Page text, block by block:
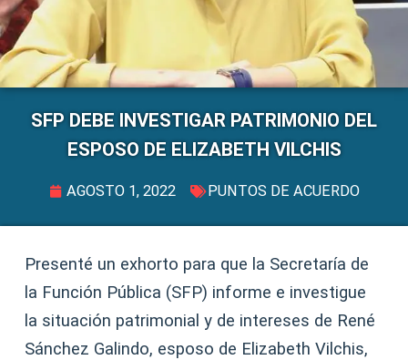
SFP DEBE INVESTIGAR PATRIMONIO DEL
ESPOSO DE ELIZABETH VILCHIS
AGOSTO 1, 2022 PUNTOS DE ACUERDO
Presenté un exhorto para que la Secretaría de
la Función Pública (SFP) informe e investigue
la situación patrimonial y de intereses de René
Sánchez Galindo, esposo de Elizabeth Vilchis,